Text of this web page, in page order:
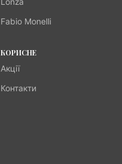
Fabio Monelli
КОРИСНЕ
Акції
Контакти